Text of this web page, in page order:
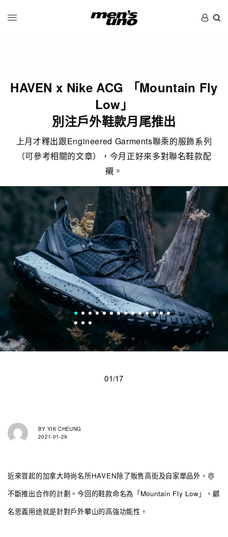
HAVEN x Nike ACG 「Mountain Fly
Low」
別注戶外鞋款月尾推出
上月才釋出跟Engineered Garments聯乘的服飾系列
（可參考相關的文章），今月正好來多對聯名鞋款配
襯。
01/17
BY YIK CHEUNG
2021-01-29
近來冒起的加拿大時尚名所HAVEN除了販售高街及自家單品外，亦
不斷推出合作的計劃。今回的鞋款命名為「Mountain Fly Low」，顧
名思義用途就是針對戶外攀山的高強功能性。